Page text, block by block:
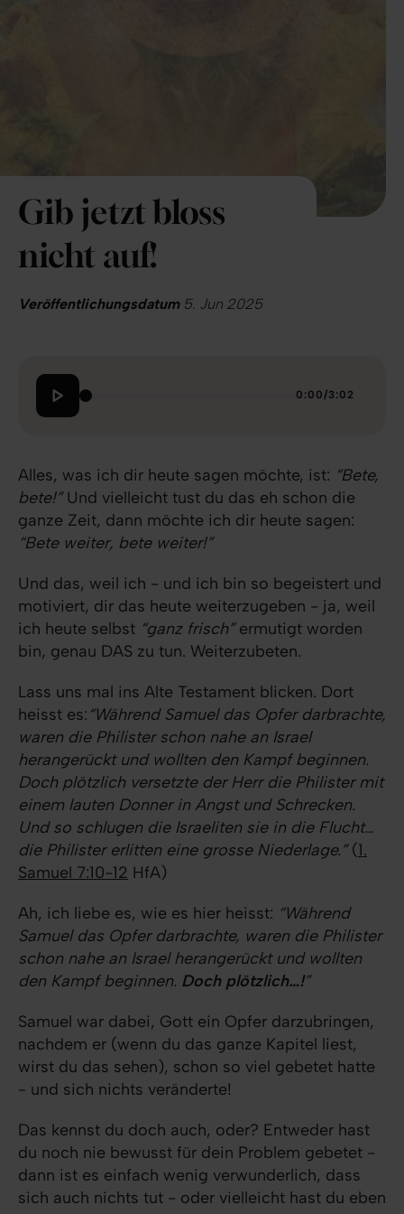
Gib jetzt bloss
nicht auf!
Veröffentlichungsdatum5. Jun 2025
0:00/3:02
Alles, was ich dir heute sagen möchte, ist: “Bete,
bete!”Und vielleicht tust du das eh schon die
ganze Zeit, dann möchte ich dir heute sagen:
“Bete weiter, bete weiter!”
Und das, weil ich - und ich bin so begeistert und
motiviert, dir das heute weiterzugeben - ja, weil
ich heute selbst “ganz frisch”ermutigt worden
bin, genau DAS zu tun. Weiterzubeten.
Lass uns mal ins Alte Testament blicken. Dort
heisst es: “Während Samuel das Opfer darbrachte,
waren die Philister schon nahe an Israel
herangerückt und wollten den Kampf beginnen.
Doch plötzlich versetzte der Herr die Philister mit
einem lauten Donner in Angst und Schrecken.
Und so schlugen die Israeliten sie in die Flucht…
die Philister erlitten eine grosse Niederlage.”(1.
Samuel 7:10-12 HfA)
Ah, ich liebe es, wie es hier heisst: “Während
Samuel das Opfer darbrachte, waren die Philister
schon nahe an Israel herangerückt und wollten
den Kampf beginnen. Doch plötzlich…!”
Samuel war dabei, Gott ein Opfer darzubringen,
nachdem er (wenn du das ganze Kapitel liest,
wirst du das sehen), schon so viel gebetet hatte
- und sich nichts veränderte!
Das kennst du doch auch, oder? Entweder hast
du noch nie bewusst für dein Problem gebetet -
dann ist es einfach wenig verwunderlich, dass
sich auch nichts tut - oder vielleicht hast du eben